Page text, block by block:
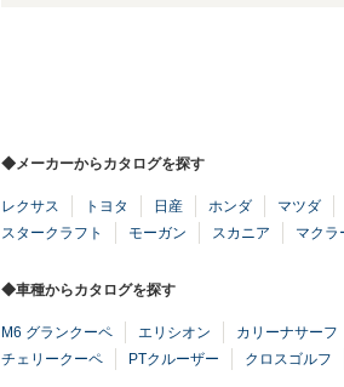
◆メーカーからカタログを探す
レクサス トヨタ 日産 ホンダ マツダ
スタークラフト
モーガン スカニア マクラ
◆車種からカタログを探す
M6 グランクーペ エリシオン カリーナサーフ
チェリークーペ
PTクルーザー クロスゴルフ